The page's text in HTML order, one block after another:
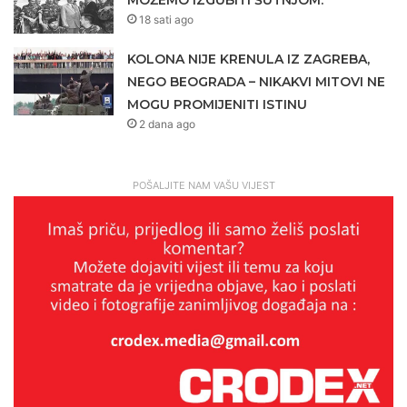
18 sati ago
KOLONA NIJE KRENULA IZ ZAGREBA,
NEGO BEOGRADA – NIKAKVI MITOVI NE
MOGU PROMIJENITI ISTINU
2 dana ago
POŠALJITE NAM VAŠU VIJEST